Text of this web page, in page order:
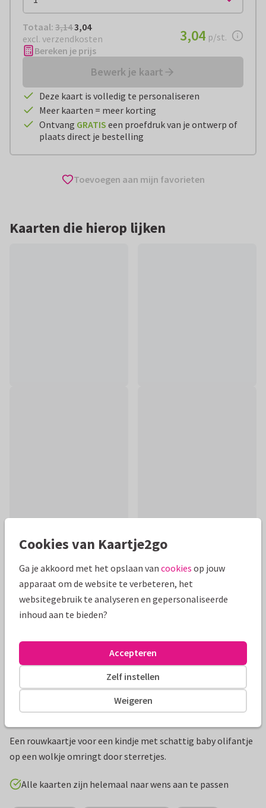
Totaal: € 3,04
Totaal: 3,143,04
excl. verzendkosten
€ 3,04per stuk
3,04 p/st.
Bereken je prijs
Bewerk je kaart
Deze kaart is volledig te personaliseren
Meer kaarten = meer korting
Ontvang GRATIS een proefdruk van je ontwerp of
plaats direct je bestelling
Toevoegen aan mijn favorieten
Kaarten die hierop lijken
Mooie extra's bij je kaart
Een rouwkaartje voor een kindje met schattig baby olifantje
op een wolkje omringt door sterretjes.
Alle kaarten zijn helemaal naar wens aan te passen
Cookies van Kaartje2go
Ga je akkoord met het opslaan van cookies op jouw
apparaat om de website te verbeteren, het
websitegebruik te analyseren en gepersonaliseerde
inhoud aan te bieden?
Weigeren
Zelf instellen
Accepteren